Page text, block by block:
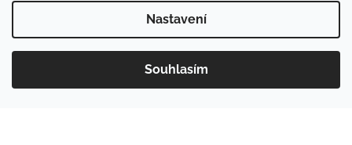
Nastavení
Souhlasím
Obchodní podmínky
Vytvořil Shoptet
Copyright 2026Zeliiičko.cz. Všechna práva vyhrazena.
Získejte slevu 5%